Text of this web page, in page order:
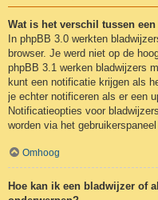
Wat is het verschil tussen
In phpBB 3.0 werkten
browser. Je werd niet op de
phpBB 3.1 werken bladwijzers
kunt een notificatie krijgen als
je echter notificeren als er een
Notificatieopties voor
worden via het gebruikerspaneel
Omhoog
Hoe kan ik een bladwijzer of